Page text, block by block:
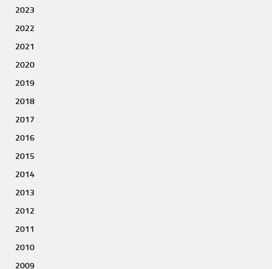
2023
2022
2021
2020
2019
2018
2017
2016
2015
2014
2013
2012
2011
2010
2009